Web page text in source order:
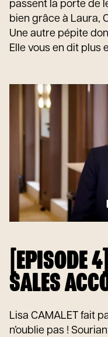
passent la porte de
bien grâce à Laura,
Une autre pépite
Elle vous en dit plus
[EPISODE
SALES
Lisa CAMALET fait
n’oublie pas !